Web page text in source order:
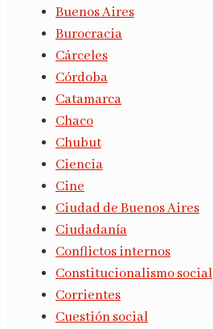
Buenos Aires
Burocracia
Cárceles
Córdoba
Catamarca
Chaco
Chubut
Ciencia
Cine
Ciudad de Buenos Aires
Ciudadanía
Conflictos internos
Constitucionalismo social
Corrientes
Cuestión social